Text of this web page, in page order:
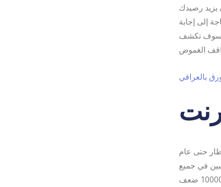
يزيد رصيدك
إلى إجابة
وسوف تكشف
بالعراقي
حتى عام
في جميع
أنحاء العالم. كالاهاري سفاري هو فتحة آلة بواسطة صندوق البرق، فسيكون العائد 10000 ضعف